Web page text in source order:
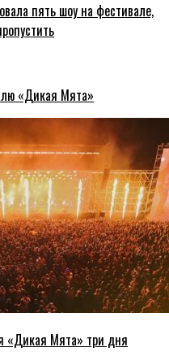
пять шоу на фестивале,
«Дикая Мята»
«Дикая Мята» три дня